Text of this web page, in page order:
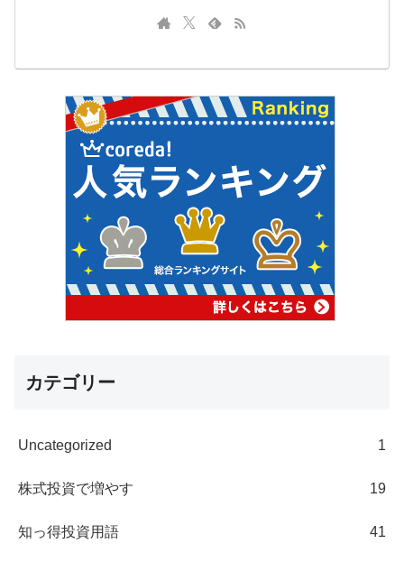
カテゴリー
Uncategorized 1
株式投資で増やす 19
知っ得投資用語 41